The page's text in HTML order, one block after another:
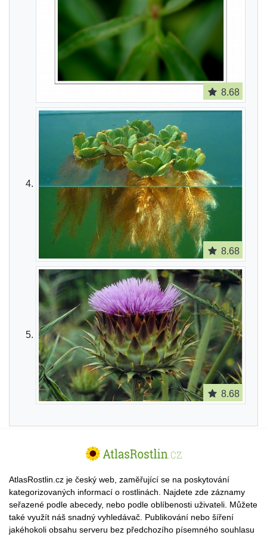
8.68
8.68
8.68
AtlasRostlin.cz je český web, zaměřující se na poskytování
kategorizovaných informací o rostlinách. Najdete zde záznamy
seřazené podle abecedy, nebo podle oblíbenosti uživateli. Můžete
také využít náš snadný vyhledávač. Publikování nebo šíření
jakéhokoli obsahu serveru bez předchozího písemného souhlasu